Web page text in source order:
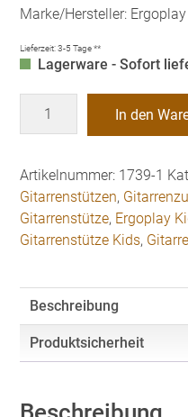
Marke/Hersteller: Ergoplay
Lieferzeit:3-5 Tage **
Lagerware - Sofort
Gitarrenstütze
Kids
Menge
In den
Artikelnummer: 1739-1
Gitarrenstützen,
Gitarrenstütze, Ergoplay
Gitarrenstütze Kids,
Beschreibung
Produktsicherheit